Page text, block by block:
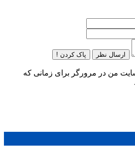
ارسال نظر پاک کردن !
من در مرورگر برای زمانی که